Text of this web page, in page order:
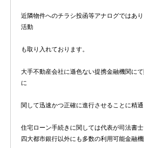
近隣物件へのチラシ投函等アナログではあ
活動
も取り入れております。
大手不動産会社に遜色ない提携金融機関に
に
関して迅速かつ正確に進行させることに精通
住宅ローン手続きに関しては代表が司法書
四大都市銀行以外にも多数の利用可能金融機